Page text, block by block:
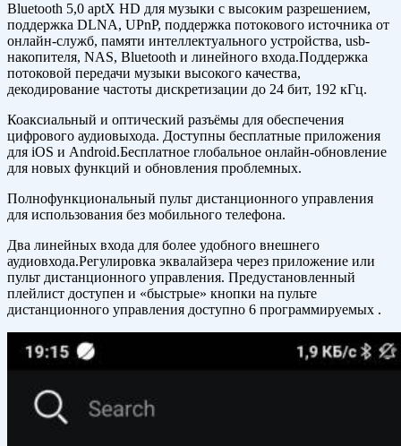
Bluetooth 5,0 aptX HD для музыки с высоким разрешением,
поддержка DLNA, UPnP, поддержка потокового источника от
онлайн-служб, памяти интеллектуального устройства, usb-
накопителя, NAS, Bluetooth и линейного входа.Поддержка
потоковой передачи музыки высокого качества,
декодирование частоты дискретизации до 24 бит, 192 кГц.
Коаксиальный и оптический разъёмы для обеспечения
цифрового аудиовыхода. Доступны бесплатные приложения
для iOS и Android.Бесплатное глобальное онлайн-обновление
для новых функций и обновления проблемных.
Полнофункциональный пульт дистанционного управления
для использования без мобильного телефона.
Два линейных входа для более удобного внешнего
аудиовхода.Регулировка эквалайзера через приложение или
пульт дистанционного управления. Предустановленный
плейлист доступен и «быстрые» кнопки на пульте
дистанционного управления доступно 6 программируемых .